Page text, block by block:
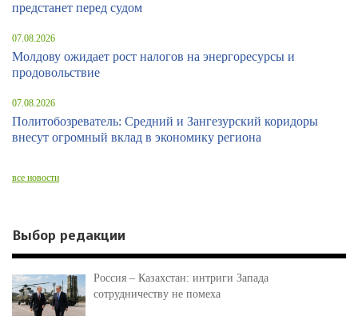
предстанет перед судом
07.08.2026
Молдову ожидает рост налогов на энергоресурсы и
продовольствие
07.08.2026
Политобозреватель: Средний и Зангезурский коридоры
внесут огромный вклад в экономику региона
все новости
Выбор редакции
Россия – Казахстан: интриги Запада
сотрудничеству не помеха